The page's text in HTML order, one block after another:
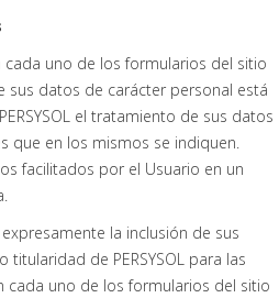
uno de los formularios del sitio
sus datos de carácter personal está
el tratamiento de sus datos
que en los mismos se indiquen.
facilitados por el Usuario en un
la inclusión de sus
de PERSYSOL para las
cada uno de los formularios del sitio